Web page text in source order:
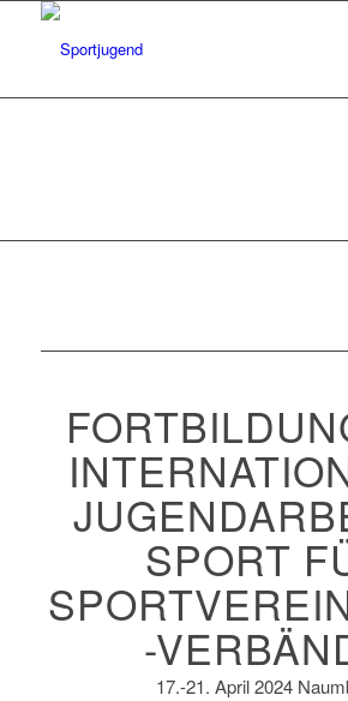
SPORT
-
17.-21. April 2024